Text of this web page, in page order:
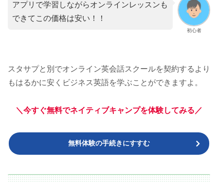
初心者
アプリで学習しながらオンラインレッスンも
できてこの価格は安い！！
スタサプと別でオンライン英会話スクールを契約するより
もはるかに安くビジネス英語を学ぶことができますよ。
＼今すぐ無料でネイティブキャンプを体験してみる／
無料体験の手続きにすすむ